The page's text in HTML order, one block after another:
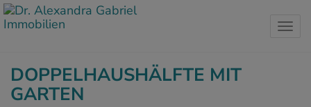
DOPPELHAUSHÄLFTE MIT
GARTEN